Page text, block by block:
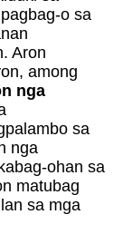
o sa
Aron
among
nga
sa
nga
ohan sa
matubag
sa mga